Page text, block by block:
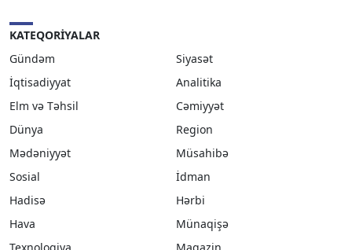
KATEQORIYALAR
Gündəm
Siyasət
İqtisadiyyat
Analitika
Elm və Təhsil
Cəmiyyət
Dünya
Region
Mədəniyyət
Müsahibə
Sosial
İdman
Hadisə
Hərbi
Hava
Münaqişə